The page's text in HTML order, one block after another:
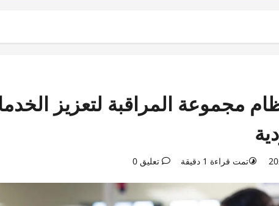
مجموعة المراقبة لتعزيز
تمت قراءة 1 دقيقة تعليق 0